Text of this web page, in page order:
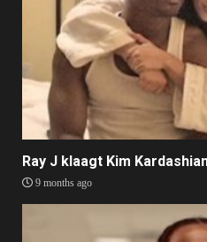
Ray J klaagt Kim
9 months ago